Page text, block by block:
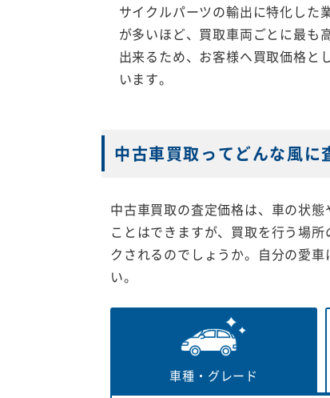
サイクルパーツの輸出に特化した
が多いほど、買取車両ごとに最も
出来るため、お客様へ買取価格と
います。
中古車買取ってどんな風に
中古車買取の査定価格は、車の状
ことはできますが、買取を行う場
クされるのでしょうか。自分の愛
い。
車種・ グレード